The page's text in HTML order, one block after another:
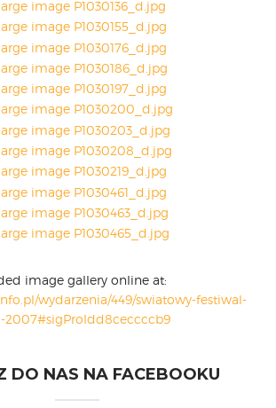
image gallery online at:
wydarzenia/449/swiatowy-festiwal-
2007#sigProIdd8ceccccb9
DO NAS NA FACEBOOKU